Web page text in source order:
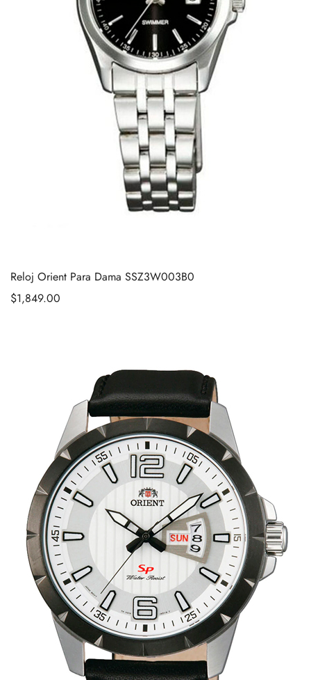
Reloj Orient Para Dama SSZ3W003B0
$1,849.00